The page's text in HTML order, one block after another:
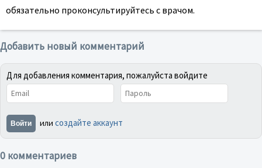
обязательно проконсультируйтесь с врачом.
Добавить новый комментарий
Для добавления комментария, пожалуйста войдите
Войти или создайте аккаунт
0 комментариев